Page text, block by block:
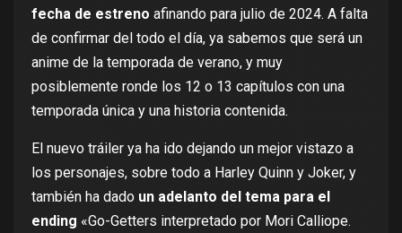
fecha de estreno afinando para julio de 2024. A falta
de confirmar del todo el día, ya sabemos que será un
anime de la temporada de verano, y muy
posiblemente ronde los 12 o 13 capítulos con una
temporada única y una historia contenida.
El nuevo tráiler ya ha ido dejando un mejor vistazo a
los personajes, sobre todo a Harley Quinn y Joker, y
también ha dado un adelanto del tema para el
ending «Go-Getters interpretado por Mori Calliope.